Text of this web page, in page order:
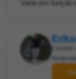
Varia em função
Corretor